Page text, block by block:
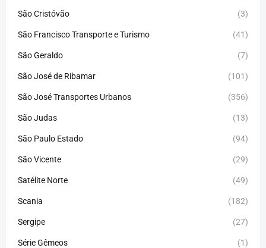
São Cristóvão (3)
São Francisco Transporte e Turismo (41)
São Geraldo (7)
São José de Ribamar (101)
São José Transportes Urbanos (356)
São Judas (13)
São Paulo Estado (94)
São Vicente (29)
Satélite Norte (49)
Scania (182)
Sergipe (27)
Série Gêmeos (1)